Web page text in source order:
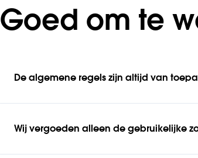
Goed om te
De algemene regels zijn altijd van
Wij vergoeden alleen de gebruikelijke